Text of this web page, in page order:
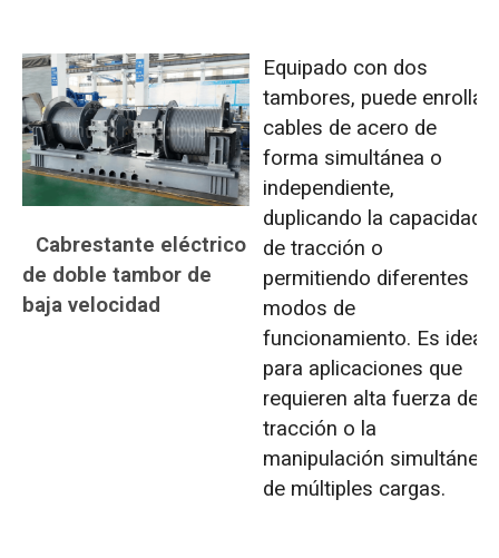
Cabrestante eléctrico
de doble tambor de
baja velocidad
Equipado con dos
tambores, puede enrollar
cables de acero de
forma simultánea o
independiente,
duplicando la capacidad
de tracción o
permitiendo diferentes
modos de
funcionamiento. Es ideal
para aplicaciones que
requieren alta fuerza de
tracción o la
manipulación simultánea
de múltiples cargas.